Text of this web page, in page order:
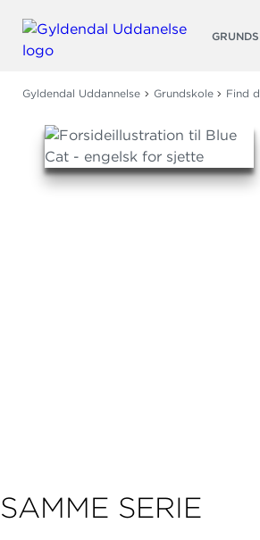
Gyldendal Uddannelse Grundskole Find
SAMME SERIE